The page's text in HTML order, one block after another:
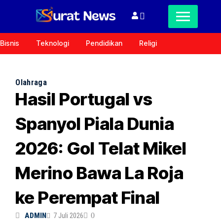
Bisnis Teknologi Pendidikan Religi
Olahraga
Hasil Portugal vs
Spanyol Piala Dunia
2026: Gol Telat Mikel
Merino Bawa La Roja
ke Perempat Final
ADMIN 7 Juli 2026 0